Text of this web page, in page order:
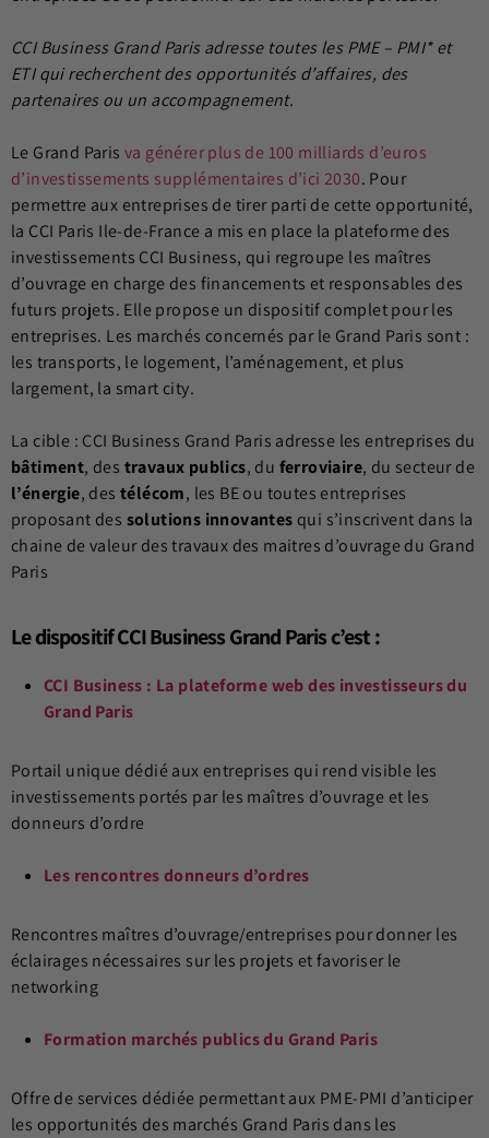
CCI Business Grand Paris adresse toutes les PME – PMI* et
ETI qui recherchent des opportunités d’affaires, des
partenaires ou un accompagnement.
Le Grand Parisva générer plus de 100 milliards d’euros
d’investissements supplémentaires d’ici 2030. Pour
permettre aux entreprises de tirer parti de cette opportunité,
la CCI Paris Ile-de-France a mis en place la plateforme des
investissements CCI Business, qui regroupe les maîtres
d’ouvrage en charge des financements et responsables des
futurs projets. Elle propose un dispositif complet pour les
entreprises. Les marchés concernés par le Grand Paris sont :
les transports, le logement, l’aménagement, et plus
largement, la smart city.
La cible : CCI Business Grand Paris adresse les entreprises du
bâtiment, des travaux publics, du ferroviaire, du secteur de
l’énergie, destélécom, les BE ou toutes entreprises
proposant des solutions innovantes qui s’inscrivent dans la
chaine de valeur des travaux des maitres d’ouvrage du Grand
Paris
Le dispositif CCI Business Grand Paris c’est :
CCI Business : La plateforme web des investisseurs du
Grand Paris
Portail unique dédié aux entreprises qui rend visible les
investissements portés par les maîtres d’ouvrage et les
donneurs d’ordre
Les rencontres donneurs d’ordres
Rencontres maîtres d’ouvrage/entreprises pour donner les
éclairages nécessaires sur les projets et favoriser le
networking
Formation marchés publics du Grand Paris
Offre de services dédiée permettant aux PME-PMI d’anticiper
les opportunités des marchés Grand Paris dans les